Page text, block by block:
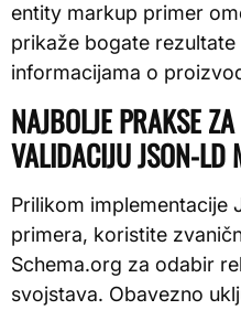
entity markup primer
prikaže bogate rezultate
informacijama o
NAJBOLJE PRAKSE
VALIDACIJU JSON-LD
Prilikom implementacije
primera, koristite
Schema.org za odabir
svojstava. Obavezno